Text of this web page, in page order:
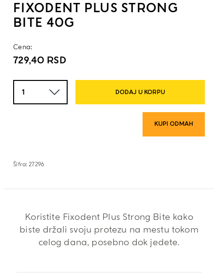
FIXODENT PLUS STRONG
BITE 40G
Cena:
729,40 RSD
DODAJ U KORPU
KUPI ODMAH
Šifra: 27296
Koristite Fixodent Plus Strong Bite kako
biste držali svoju protezu na mestu tokom
celog dana, posebno dok jedete.